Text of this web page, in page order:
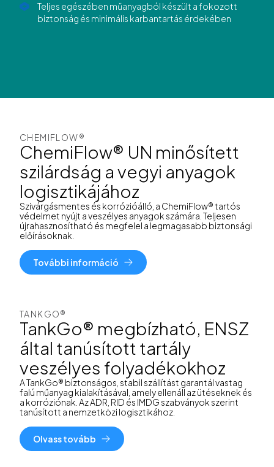
Teljes egészében műanyagból készült a fokozott
biztonság és minimális karbantartás érdekében
CHEMIFLOW®
ChemiFlow® UN minősített
szilárdság a vegyi anyagok
logisztikájához
Szivárgásmentes és korrózióálló, a ChemiFlow® tartós
védelmet nyújt a veszélyes anyagok számára. Teljesen
újrahasznosítható és megfelel a legmagasabb biztonsági
előírásoknak.
További információ
TANKGO®
TankGo® megbízható, ENSZ
által tanúsított tartály
veszélyes folyadékokhoz
A TankGo® biztonságos, stabil szállítást garantál vastag
falú műanyag kialakításával, amely ellenáll az ütéseknek és
a korróziónak. Az ADR, RID és IMDG szabványok szerint
tanúsított a nemzetközi logisztikához.
Olvass tovább